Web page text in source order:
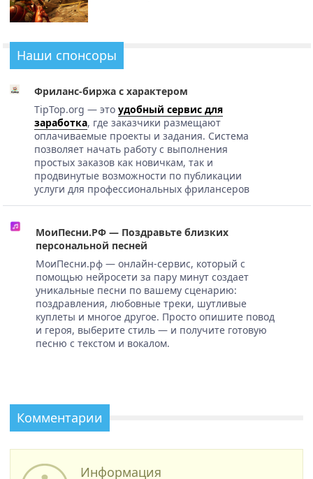
Наши спонсоры
Фриланс-биржа с характером
TipTop.org — это удобный сервис для
заработка, где заказчики размещают
оплачиваемые проекты и задания. Система
позволяет начать работу с выполнения
простых заказов как новичкам, так и
продвинутые возможности по публикации
услуги для профессиональных фрилансеров
МоиПесни.РФ — Поздравьте близких
персональной песней
МоиПесни.рф — онлайн-сервис, который с
помощью нейросети за пару минут создает
уникальные песни по вашему сценарию:
поздравления, любовные треки, шутливые
куплеты и многое другое. Просто опишите повод
и героя, выберите стиль — и получите готовую
песню с текстом и вокалом.
Комментарии
Информация